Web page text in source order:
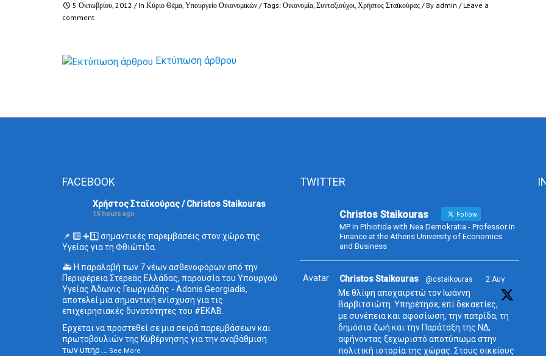
5 Οκτωβρίου, 2012 / In Κύριο Θέμα, Υπουργείο Οικονομικών / Tags: Οικονομία, Συνταξιούχοι, Χρήστος Σταϊκούρας / By admin / Leave a
comment
Εκτύπωση άρθρου
FACEBOOK
Χρήστος Σταϊκούρας / Christos Staikouras
15 hours ago
📌 🔟 ➕1️⃣ σημαντικές παρεμβάσεις στον χώρο της
Υγείας για τη Φθιώτιδα.
🚑 Η παραλαβή των 7 νέων ασθενοφόρων από την
Περιφέρεια Στερεάς Ελλάδας, παρουσία του Υπουργού
Υγείας Άδωνις Γεωργιάδης - Adonis Georgiadis,
αποτελεί μια σημαντική ενίσχυση για τις
επιχειρησιακές δυνατότητες του #ΕΚΑΒ
Έρχεται να προστεθεί σε μια σειρά παρεμβάσεων και
πρωτοβουλιών της Κυβέρνησης για την αναβάθμιση
των υπηρ
See More
TWITTER
Christos Staikouras Follow
MP in Fthiotida with Nea Demokratia - Professor in
Finance at the Athens University of Economics
and Business
Avatar Christos Staikouras @cstaikouras · 2 Αυγ
Με θλίψη αποχαιρετώ τον Ιωάννη
Βαρβιτσιώτη. Υπηρέτησε, επί δεκαετίες,
με συνέπεια και αφοσίωση, την πατρίδα, τη
δημόσια ζωή και την Παράταξη της ΝΔ,
αφήνοντας ξεχωριστό αποτύπωμα στην
πολιτική ιστορία της χώρας. Στους οικείους